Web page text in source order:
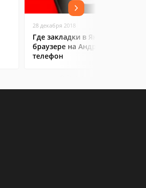
28 декабря 2018
Где закладки в Яндекс
браузере на Андроид
телефон